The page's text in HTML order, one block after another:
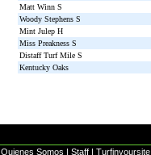
Matt Winn S
Woody Stephens S
Mint Julep H
Miss Preakness S
Distaff Turf Mile S
Kentucky Oaks
Quienes Somos | Staff | Turfinyoursite